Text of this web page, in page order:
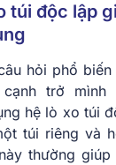
túi độc lập
hỏi phổ
trở mình
hệ lò xo túi
túi riêng và
thường